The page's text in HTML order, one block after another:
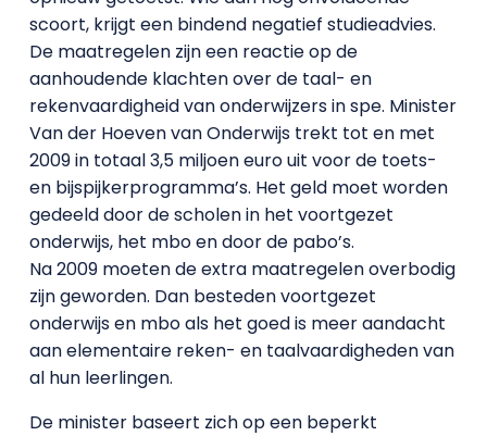
scoort, krijgt een bindend negatief studieadvies.
De maatregelen zijn een reactie op de
aanhoudende klachten over de taal- en
rekenvaardigheid van onderwijzers in spe. Minister
Van der Hoeven van Onderwijs trekt tot en met
2009 in totaal 3,5 miljoen euro uit voor de toets-
en bijspijkerprogramma’s. Het geld moet worden
gedeeld door de scholen in het voortgezet
onderwijs, het mbo en door de pabo’s.
Na 2009 moeten de extra maatregelen overbodig
zijn geworden. Dan besteden voortgezet
onderwijs en mbo als het goed is meer aandacht
aan elementaire reken- en taalvaardigheden van
al hun leerlingen.
De minister baseert zich op een beperkt